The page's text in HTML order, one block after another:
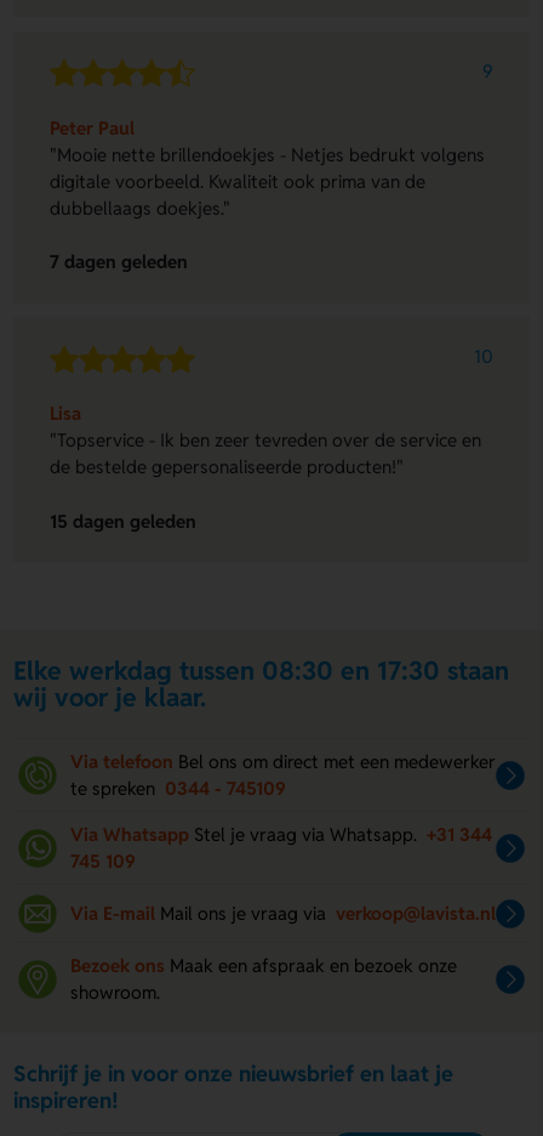
9
Peter Paul
"Mooie nette brillendoekjes - Netjes bedrukt volgens
digitale voorbeeld. Kwaliteit ook prima van de
dubbellaags doekjes."
7 dagen geleden
10
Lisa
"Topservice - Ik ben zeer tevreden over de service en
de bestelde gepersonaliseerde producten!"
15 dagen geleden
Elke werkdag tussen 08:30 en 17:30 staan
wij voor je klaar.
Via telefoon Bel ons om direct met een medewerker
te spreken 0344 - 745109
Via Whatsapp Stel je vraag via Whatsapp. +31 344
745 109
Via E-mail Mail ons je vraag via verkoop@lavista.nl
Bezoek ons Maak een afspraak en bezoek onze
showroom.
Schrijf je in voor onze nieuwsbrief en laat je
inspireren!